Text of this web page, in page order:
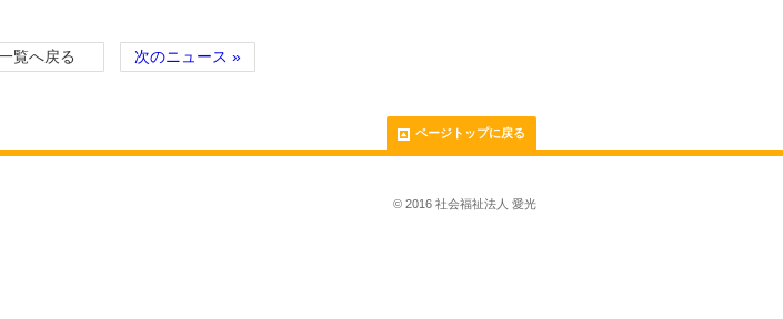
覧へ戻る 次のニュース »
ページトップに戻る
© 2016 社会福祉法人 愛光